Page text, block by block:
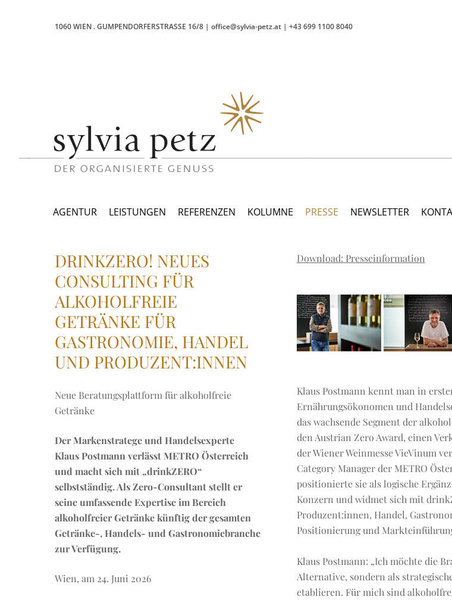
1060 WIEN .GUMPENDORFERSTRASSE 16/8 | office@sylvia-petz.at | +43 699 1100 8040
AGENTUR LEISTUNGEN REFERENZEN KOLUMNE PRESSE NEWSLETTER
DRINKZERO! NEUES
CONSULTING FÜR
ALKOHOLFREIE
GETRÄNKE FÜR
GASTRONOMIE, HANDEL
UND PRODUZENT:INNEN
Neue Beratungsplattform für alkoholfreie
Getränke
Der Markenstratege und Handelsexperte
Klaus Postmann verlässt METRO Österreich
und macht sich mit „drinkZERO“
selbstständig. Als Zero-Consultant stellt er
seine umfassende Expertise im Bereich
alkoholfreier Getränke künftig der gesamten
Getränke-, Handels- und Gastronomiebranche
zur Verfügung.
Wien, am 24. Juni 2026
Download: Presseinformation
Klaus Postmann kennt man in
Ernährungsökonomen und
das wachsende Segment der
den Austrian Zero Award, einen
der Wiener Weinmesse VieVinum
Category Manager der METRO
positionierte sie als logische
Konzern und widmet sich mit
Produzent:innen, Handel,
Positionierung und
Klaus Postmann: „Ich möchte die
Alternative, sondern als
etablieren. Für mich sind